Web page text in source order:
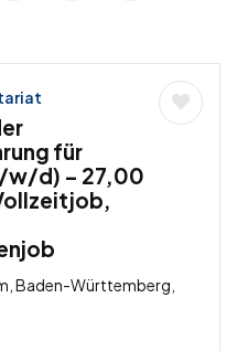
für
w/d) – 27,00
Baden-Württemberg,